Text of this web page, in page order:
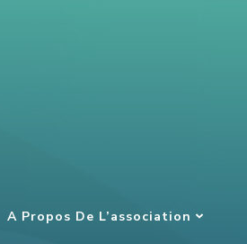
A Propos De L’association